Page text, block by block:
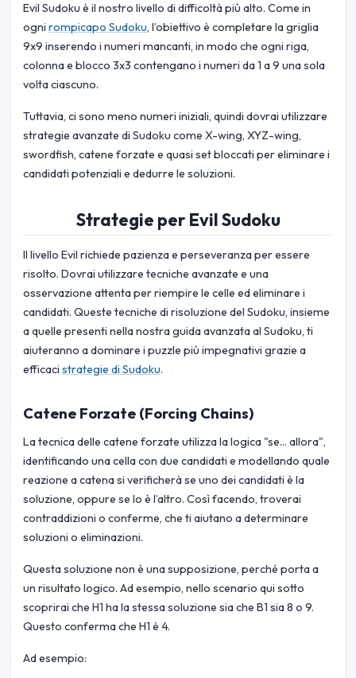
Evil Sudoku è il nostro livello di difficoltà più alto. Come in
ogni rompicapo Sudoku, l’obiettivo è completare la griglia
9x9 inserendo i numeri mancanti, in modo che ogni riga,
colonna e blocco 3x3 contengano i numeri da 1 a 9 una sola
volta ciascuno.
Tuttavia, ci sono meno numeri iniziali, quindi dovrai utilizzare
strategie avanzate di Sudoku come X-wing, XYZ-wing,
swordfish, catene forzate e quasi set bloccati per eliminare i
candidati potenziali e dedurre le soluzioni.
Strategie per Evil Sudoku
Il livello Evil richiede pazienza e perseveranza per essere
risolto. Dovrai utilizzare tecniche avanzate e una
osservazione attenta per riempire le celle ed eliminare i
candidati. Queste tecniche di risoluzione del Sudoku, insieme
a quelle presenti nella nostra guida avanzata al Sudoku, ti
aiuteranno a dominare i puzzle più impegnativi grazie a
efficaci strategie di Sudoku.
Catene Forzate (Forcing Chains)
La tecnica delle catene forzate utilizza la logica "se... allora",
identificando una cella con due candidati e modellando quale
reazione a catena si verificherà se uno dei candidati è la
soluzione, oppure se lo è l’altro. Così facendo, troverai
contraddizioni o conferme, che ti aiutano a determinare
soluzioni o eliminazioni.
Questa soluzione non è una supposizione, perché porta a
un risultato logico. Ad esempio, nello scenario qui sotto
scoprirai che H1 ha la stessa soluzione sia che B1 sia 8 o 9.
Questo conferma che H1 è 4.
Ad esempio: